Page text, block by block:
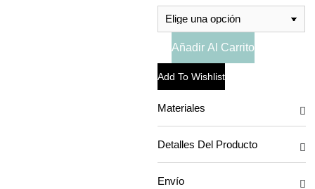
Añadir Al Carrito
Add To Wishlist
Materiales
Detalles Del Producto
Envío